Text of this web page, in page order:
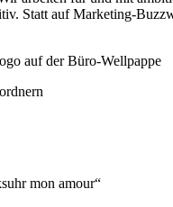
Statt auf Marketing-